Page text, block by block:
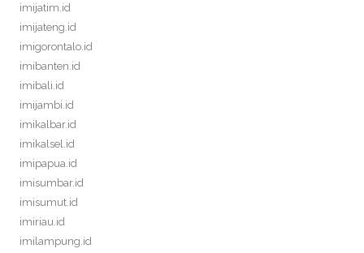
imijatim.id
imijateng.id
imigorontalo.id
imibanten.id
imibali.id
imijambi.id
imikalbar.id
imikalsel.id
imipapua.id
imisumbar.id
imisumut.id
imiriau.id
imilampung.id